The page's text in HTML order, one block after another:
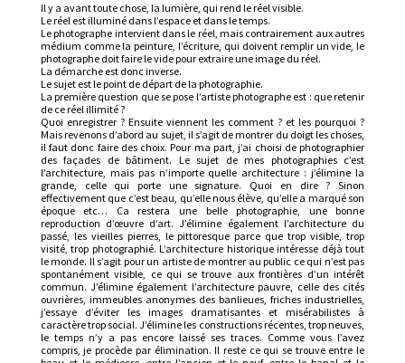
Il y a avant toute chose, la lumière, qui rend le réel visible.
Le réel est illuminé dans l’espace et dans le temps.
Le photographe intervient dans le réel, mais contrairement aux autres
médium comme la peinture, l’écriture, qui doivent remplir un vide, le
photographe doit faire le vide pour extraire une image du réel.
La démarche est donc inverse.
Le sujet est le point de départ de la photographie.
La première question que se pose l’artiste photographe est : que retenir
de ce réel illimité ?
Quoi enregistrer ? Ensuite viennent les comment ? et les pourquoi ?
Mais revenons d’abord au sujet, il s’agit de montrer du doigt les choses,
il faut donc faire des choix. Pour ma part, j’ai choisi de photographier
des façades de bâtiment. Le sujet de mes photographies c’est
l’architecture, mais pas n’importe quelle architecture : j’élimine la
grande, celle qui porte une signature. Quoi en dire ? Sinon
effectivement que c’est beau, qu’elle nous élève, qu’elle a marqué son
époque etc… Ca restera une belle photographie, une bonne
reproduction d’œuvre d’art. J’élimine également l’architecture du
passé, les vieilles pierres, le pittoresque parce que trop visible, trop
visité, trop photographié. L’architecture historique intéresse déjà tout
le monde. Il s’agit pour un artiste de montrer au public ce qui n’est pas
spontanément visible, ce qui se trouve aux frontières d’un intérêt
commun. J’élimine également l’architecture pauvre, celle des cités
ouvrières, immeubles anonymes des banlieues, friches industrielles,
j’essaye d’éviter les images dramatisantes et misérabilistes à
caractère trop social. J’élimine les constructions récentes, trop neuves,
le temps n’y a pas encore laissé ses traces. Comme vous l’avez
compris, je procède par élimination. Il reste ce qui se trouve entre le